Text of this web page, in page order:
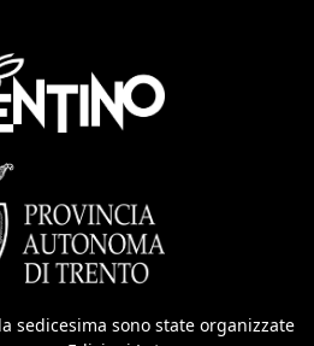
sedicesima sono state organizzate